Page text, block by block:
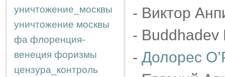
уничтожение_москвы
уничтожение москвы
фа флоренция-
венеция форизмы
цензура_контроль
- Виктор
- Buddhadev
- Долорес